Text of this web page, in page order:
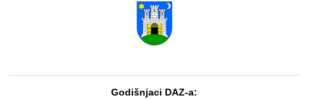
Godišnjaci DAZ-a: